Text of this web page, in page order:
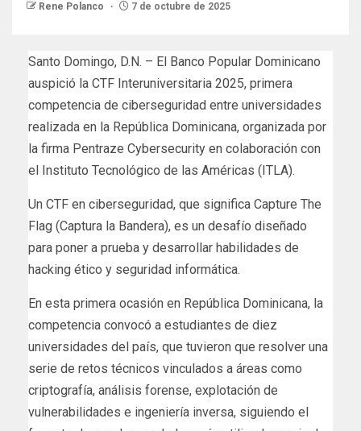
Rene Polanco 7 de octubre de 2025
Santo Domingo, D.N. – El Banco Popular Dominicano
auspició la CTF Interuniversitaria 2025, primera
competencia de ciberseguridad entre universidades
realizada en la República Dominicana, organizada por
la firma Pentraze Cybersecurity en colaboración con
el Instituto Tecnológico de las Américas (ITLA).
Un CTF en ciberseguridad, que significa Capture The
Flag (Captura la Bandera), es un desafío diseñado
para poner a prueba y desarrollar habilidades de
hacking ético y seguridad informática.
En esta primera ocasión en República Dominicana, la
competencia convocó a estudiantes de diez
universidades del país, que tuvieron que resolver una
serie de retos técnicos vinculados a áreas como
criptografía, análisis forense, explotación de
vulnerabilidades e ingeniería inversa, siguiendo el